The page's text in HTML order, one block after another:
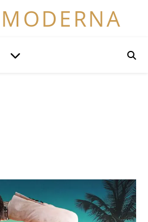
MODERNA